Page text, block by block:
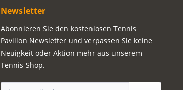
Newsletter
Abonnieren Sie den kostenlosen Tennis
Pavillon Newsletter und verpassen Sie keine
Neuigkeit oder Aktion mehr aus unserem
Tennis Shop.